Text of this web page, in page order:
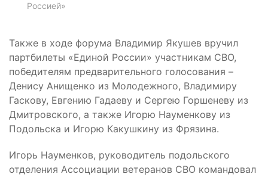
Россией»
Также в ходе форума Владимир Якушев вручил
партбилеты «Единой России» участникам СВО,
победителям предварительного голосования –
Денису Анищенко из Молодежного, Владимиру
Гаскову, Евгению Гадаеву и Сергею Горшеневу из
Дмитровского, а также Игорю Науменкову из
Подольска и Игорю Какушкину из Фрязина.
Игорь Науменков, руководитель подольского
отделения Ассоциации ветеранов СВО командовал